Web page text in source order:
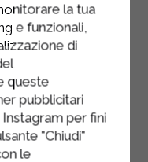
a 180
30 minuti
la tua
e funzionali,
di
queste
pubblicitari
per fini
"Chiudi"
le